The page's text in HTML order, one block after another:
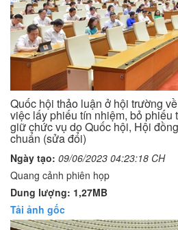
Quốc hội thảo luận ở hội trường
việc lấy phiếu tín nhiệm, bỏ phiếu
giữ chức vụ do Quốc hội, Hội
chuẩn (sửa đổi)
Ngày tạo: 09/06/2023 04:23:18 CH
Quang cảnh phiên họp
Dung lượng: 1,27MB
Tải ảnh gốc